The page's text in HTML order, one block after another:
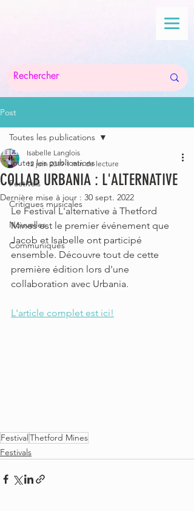
Post
Toutes les publications
Festivals
Critiques musicales
Nouvelles
Communiqués
Toutes les publications
COLLAB URBANIA : L'ALTERNATIVE
Isabelle Langlois
12 juin 2019 1 min de lecture
Dernière mise à jour : 30 sept. 2022
Le Festival L'alternative à Thetford
Mines est le premier événement que
Jacob et Isabelle ont participé
ensemble. Découvre tout de cette
première édition lors d'une
collaboration avec Urbania.
L'article complet est ici!
FestivalThetford Mines
Festivals